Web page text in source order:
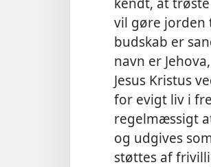
vil gøre jorden
budskab er
navn er
Jesus Kristus
for evigt liv i
regelmæssigt
og udgives
støttes af